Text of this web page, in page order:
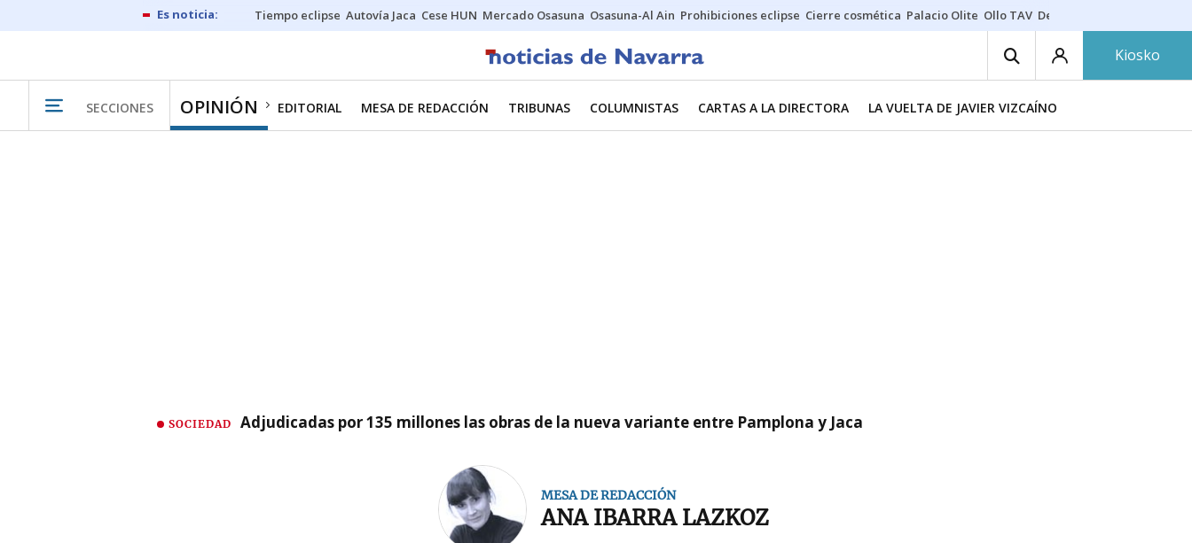
Tiempo eclipse Autovía Jaca Cese HUN Mercado Osasuna Osasuna-Al Ain Prohibiciones eclipse Cierre cosmética Palacio Olite Ollo TAV Derrama vecinos
Kiosko
SECCIONES OPINIÓN EDITORIAL MESA DE REDACCIÓN TRIBUNAS COLUMNISTAS CARTAS A LA DIRECTORA LA VUELTA DE JAVIER VIZCAÍNO
SOCIEDAD Adjudicadas por 135 millones las obras de la nueva variante entre Pamplona y Jaca
MESA DE REDACCIÓN
ANA IBARRA LAZKOZ